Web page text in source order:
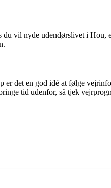
du vil nyde udendørslivet i
det en god idé at følge
tid udenfor, så tjek